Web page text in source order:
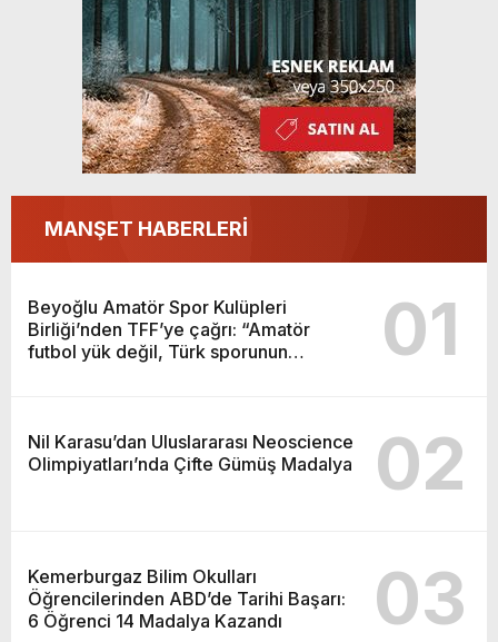
MANŞET HABERLERİ
Beyoğlu Amatör Spor Kulüpleri
Birliği’nden TFF’ye çağrı: “Amatör
futbol yük değil, Türk sporunun
01
Nil Karasu’dan Uluslararası Neoscience
Olimpiyatları’nda Çifte Gümüş Madalya
02
Kemerburgaz Bilim Okulları
Öğrencilerinden ABD’de Tarihi Başarı:
6 Öğrenci 14 Madalya Kazandı
03